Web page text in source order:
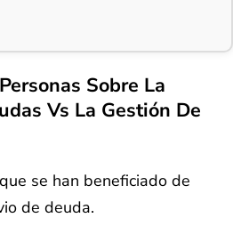
Sobre La
Vs La Gestión De
se han beneficiado de
de deuda.